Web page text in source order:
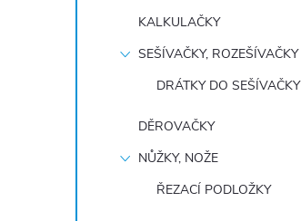
KALKULAČKY
SEŠÍVAČKY, ROZEŠÍVAČKY
DRÁTKY DO SEŠÍVAČKY
DĚROVAČKY
NŮŽKY, NOŽE
ŘEZACÍ PODLOŽKY